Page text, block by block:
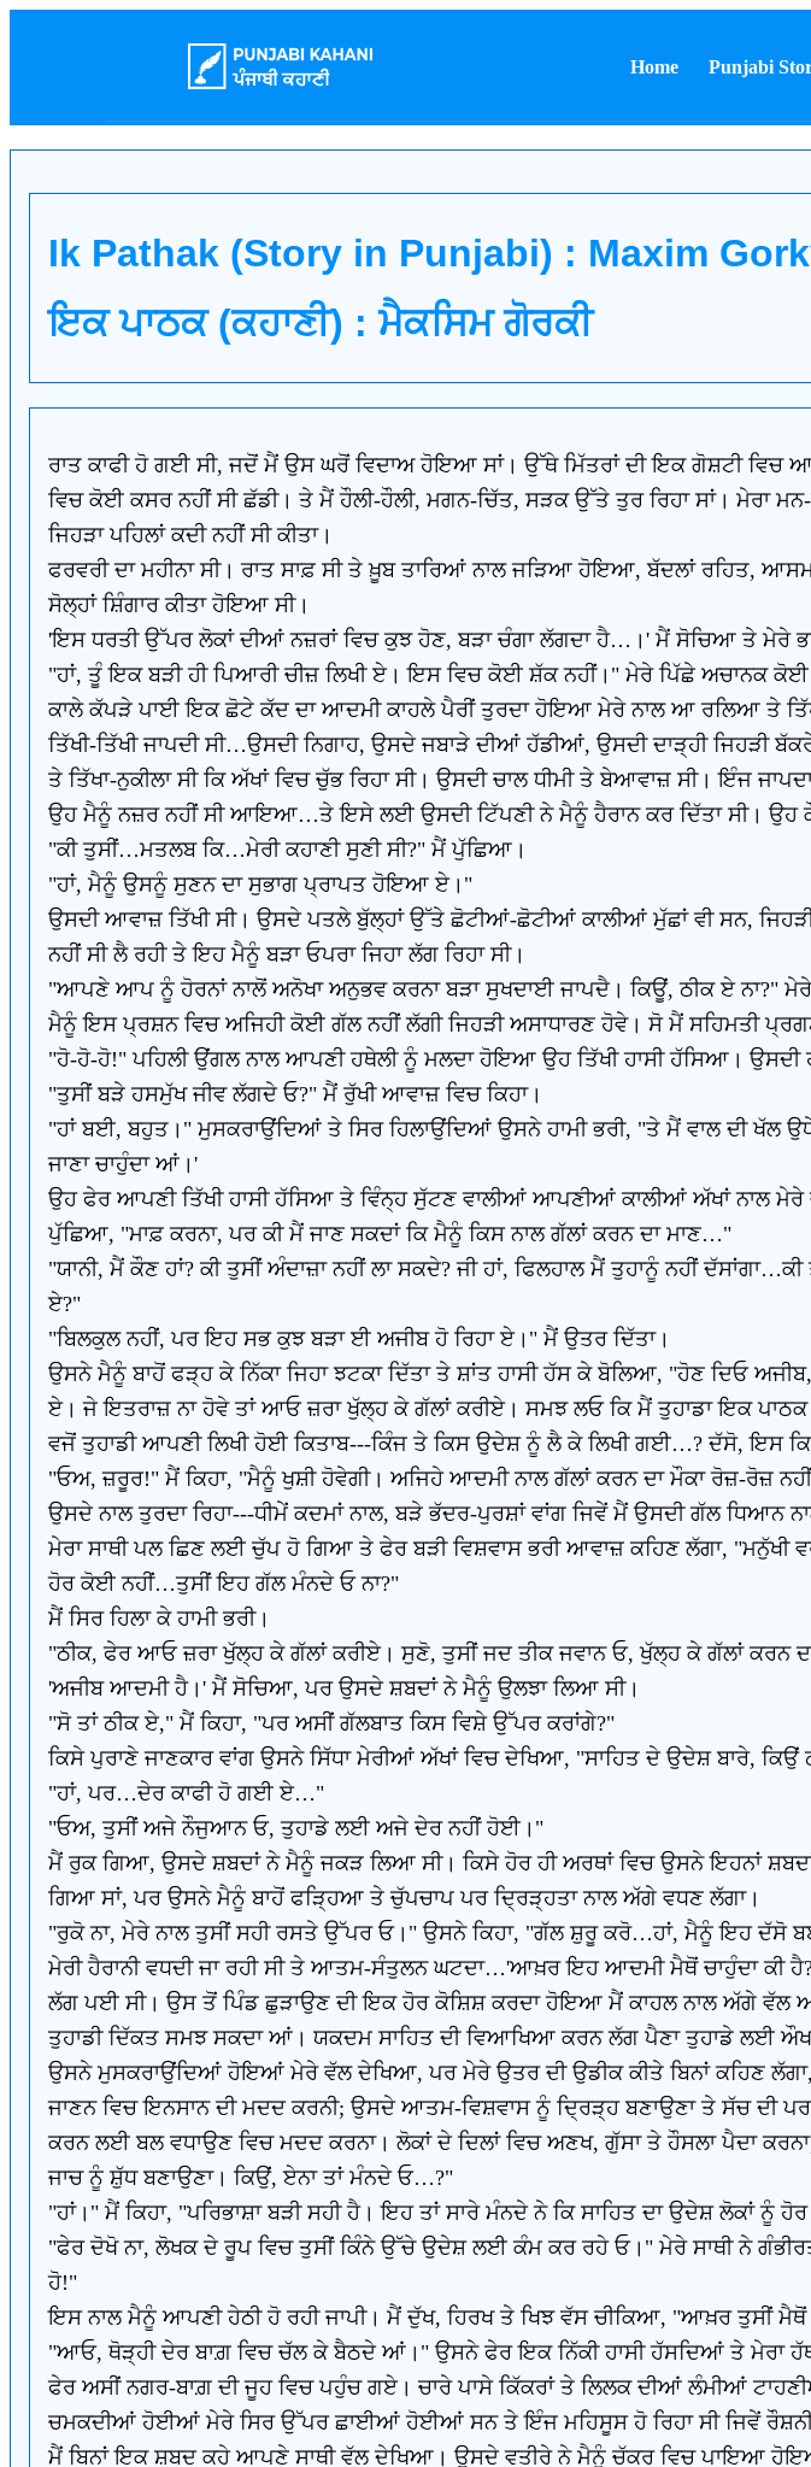
Home Punjabi
Ik Pathak (Story in Punjabi) : Maxim
ਇਕ ਪਾਠਕ (ਕਹਾਣੀ) : ਮੈਕਸਿਮ ਗੋਰਕੀ
ਰਾਤ ਕਾਫੀ ਹੋ ਗਈ ਸੀ, ਜਦੋਂ ਮੈਂ ਉਸ ਘਰੋਂ ਵਿਦਾਅ ਹੋਇਆ ਸਾਂ। ਉੱਥੇ ਮਿੱਤਰਾਂ ਦੀ ਇਕ ਗੋਸ਼ਟੀ ਵਿਚ
ਵਿਚ ਕੋਈ ਕਸਰ ਨਹੀਂ ਸੀ ਛੱਡੀ। ਤੇ ਮੈਂ ਹੌਲੀ-ਹੌਲੀ, ਮਗਨ-ਚਿੱਤ, ਸੜਕ ਉੱਤੇ ਤੁਰ ਰਿਹਾ ਸਾਂ। ਮੇਰਾ
ਜਿਹੜਾ ਪਹਿਲਾਂ ਕਦੀ ਨਹੀਂ ਸੀ ਕੀਤਾ।
ਫਰਵਰੀ ਦਾ ਮਹੀਨਾ ਸੀ। ਰਾਤ ਸਾਫ਼ ਸੀ ਤੇ ਖ਼ੂਬ ਤਾਰਿਆਂ ਨਾਲ ਜੜਿਆ ਹੋਇਆ, ਬੱਦਲਾਂ ਰਹਿਤ,
ਸੋਲ੍ਹਾਂ ਸ਼ਿੰਗਾਰ ਕੀਤਾ ਹੋਇਆ ਸੀ।
'ਇਸ ਧਰਤੀ ਉੱਪਰ ਲੋਕਾਂ ਦੀਆਂ ਨਜ਼ਰਾਂ ਵਿਚ ਕੁਝ ਹੋਣ, ਬੜਾ ਚੰਗਾ ਲੱਗਦਾ ਹੈ…।' ਮੈਂ ਸੋਚਿਆ ਤੇ ਮੇਰੇ
"ਹਾਂ, ਤੂੰ ਇਕ ਬੜੀ ਹੀ ਪਿਆਰੀ ਚੀਜ਼ ਲਿਖੀ ਏ। ਇਸ ਵਿਚ ਕੋਈ ਸ਼ੱਕ ਨਹੀਂ।" ਮੇਰੇ ਪਿੱਛੇ ਅਚਾਨਕ
ਕਾਲੇ ਕੱਪੜੇ ਪਾਈ ਇਕ ਛੋਟੇ ਕੱਦ ਦਾ ਆਦਮੀ ਕਾਹਲੇ ਪੈਰੀਂ ਤੁਰਦਾ ਹੋਇਆ ਮੇਰੇ ਨਾਲ ਆ ਰਲਿਆ ਤੇ
ਤਿੱਖੀ-ਤਿੱਖੀ ਜਾਪਦੀ ਸੀ…ਉਸਦੀ ਨਿਗਾਹ, ਉਸਦੇ ਜਬਾੜੇ ਦੀਆਂ ਹੱਡੀਆਂ, ਉਸਦੀ ਦਾੜ੍ਹੀ ਜਿਹੜੀ
ਤੇ ਤਿੱਖਾ-ਨੁਕੀਲਾ ਸੀ ਕਿ ਅੱਖਾਂ ਵਿਚ ਚੁੱਭ ਰਿਹਾ ਸੀ। ਉਸਦੀ ਚਾਲ ਧੀਮੀ ਤੇ ਬੇਆਵਾਜ਼ ਸੀ। ਇੰਜ
ਉਹ ਮੈਨੂੰ ਨਜ਼ਰ ਨਹੀਂ ਸੀ ਆਇਆ…ਤੇ ਇਸੇ ਲਈ ਉਸਦੀ ਟਿੱਪਣੀ ਨੇ ਮੈਨੂੰ ਹੈਰਾਨ ਕਰ ਦਿੱਤਾ ਸੀ। ਉਹ
"ਕੀ ਤੁਸੀਂ…ਮਤਲਬ ਕਿ…ਮੇਰੀ ਕਹਾਣੀ ਸੁਣੀ ਸੀ?" ਮੈਂ ਪੁੱਛਿਆ।
"ਹਾਂ, ਮੈਨੂੰ ਉਸਨੂੰ ਸੁਣਨ ਦਾ ਸੁਭਾਗ ਪ੍ਰਾਪਤ ਹੋਇਆ ਏ।"
ਉਸਦੀ ਆਵਾਜ਼ ਤਿੱਖੀ ਸੀ। ਉਸਦੇ ਪਤਲੇ ਬੁੱਲ੍ਹਾਂ ਉੱਤੇ ਛੋਟੀਆਂ-ਛੋਟੀਆਂ ਕਾਲੀਆਂ ਮੁੱਛਾਂ ਵੀ ਸਨ,
ਨਹੀਂ ਸੀ ਲੈ ਰਹੀ ਤੇ ਇਹ ਮੈਨੂੰ ਬੜਾ ਓਪਰਾ ਜਿਹਾ ਲੱਗ ਰਿਹਾ ਸੀ।
"ਆਪਣੇ ਆਪ ਨੂੰ ਹੋਰਨਾਂ ਨਾਲੋਂ ਅਨੋਖਾ ਅਨੁਭਵ ਕਰਨਾ ਬੜਾ ਸੁਖਦਾਈ ਜਾਪਦੈ। ਕਿਊਂ, ਠੀਕ ਏ ਨਾ?"
ਮੈਨੂੰ ਇਸ ਪ੍ਰਸ਼ਨ ਵਿਚ ਅਜਿਹੀ ਕੋਈ ਗੱਲ ਨਹੀਂ ਲੱਗੀ ਜਿਹੜੀ ਅਸਾਧਾਰਣ ਹੋਵੇ। ਸੋ ਮੈਂ ਸਹਿਮਤੀ
"ਹੋ-ਹੋ-ਹੋ!" ਪਹਿਲੀ ਉਂਗਲ ਨਾਲ ਆਪਣੀ ਹਥੇਲੀ ਨੂੰ ਮਲਦਾ ਹੋਇਆ ਉਹ ਤਿੱਖੀ ਹਾਸੀ ਹੱਸਿਆ। ਉਸਦੀ
"ਤੁਸੀਂ ਬੜੇ ਹਸਮੁੱਖ ਜੀਵ ਲੱਗਦੇ ਓ?" ਮੈਂ ਰੁੱਖੀ ਆਵਾਜ਼ ਵਿਚ ਕਿਹਾ।
"ਹਾਂ ਬਈ, ਬਹੁਤ।" ਮੁਸਕਰਾਉਂਦਿਆਂ ਤੇ ਸਿਰ ਹਿਲਾਉਂਦਿਆਂ ਉਸਨੇ ਹਾਮੀ ਭਰੀ, "ਤੇ ਮੈਂ ਵਾਲ ਦੀ ਖੱਲ
ਜਾਣਾ ਚਾਹੁੰਦਾ ਆਂ।'
ਉਹ ਫੇਰ ਆਪਣੀ ਤਿੱਖੀ ਹਾਸੀ ਹੱਸਿਆ ਤੇ ਵਿੰਨ੍ਹ ਸੁੱਟਣ ਵਾਲੀਆਂ ਆਪਣੀਆਂ ਕਾਲੀਆਂ ਅੱਖਾਂ ਨਾਲ
ਪੁੱਛਿਆ, "ਮਾਫ਼ ਕਰਨਾ, ਪਰ ਕੀ ਮੈਂ ਜਾਣ ਸਕਦਾਂ ਕਿ ਮੈਨੂੰ ਕਿਸ ਨਾਲ ਗੱਲਾਂ ਕਰਨ ਦਾ ਮਾਣ…"
"ਯਾਨੀ, ਮੈਂ ਕੌਣ ਹਾਂ? ਕੀ ਤੁਸੀਂ ਅੰਦਾਜ਼ਾ ਨਹੀਂ ਲਾ ਸਕਦੇ? ਜੀ ਹਾਂ, ਫਿਲਹਾਲ ਮੈਂ ਤੁਹਾਨੂੰ ਨਹੀਂ
ਏ?"
"ਬਿਲਕੁਲ ਨਹੀਂ, ਪਰ ਇਹ ਸਭ ਕੁਝ ਬੜਾ ਈ ਅਜੀਬ ਹੋ ਰਿਹਾ ਏ।" ਮੈਂ ਉਤਰ ਦਿੱਤਾ।
ਉਸਨੇ ਮੈਨੂੰ ਬਾਹੋਂ ਫੜ੍ਹ ਕੇ ਨਿੱਕਾ ਜਿਹਾ ਝਟਕਾ ਦਿੱਤਾ ਤੇ ਸ਼ਾਂਤ ਹਾਸੀ ਹੱਸ ਕੇ ਬੋਲਿਆ, "ਹੋਣ ਦਿਓ
ਏ। ਜੇ ਇਤਰਾਜ਼ ਨਾ ਹੋਵੇ ਤਾਂ ਆਓ ਜ਼ਰਾ ਖੁੱਲ੍ਹ ਕੇ ਗੱਲਾਂ ਕਰੀਏ। ਸਮਝ ਲਓ ਕਿ ਮੈਂ ਤੁਹਾਡਾ ਇਕ
ਵਜੋਂ ਤੁਹਾਡੀ ਆਪਣੀ ਲਿਖੀ ਹੋਈ ਕਿਤਾਬ---ਕਿੰਜ ਤੇ ਕਿਸ ਉਦੇਸ਼ ਨੂੰ ਲੈ ਕੇ ਲਿਖੀ ਗਈ…? ਦੱਸੋ, ਇਸ
"ਓਅ, ਜ਼ਰੂਰ!" ਮੈਂ ਕਿਹਾ, "ਮੈਨੂੰ ਖੁਸ਼ੀ ਹੋਵੇਗੀ। ਅਜਿਹੇ ਆਦਮੀ ਨਾਲ ਗੱਲਾਂ ਕਰਨ ਦਾ ਮੌਕਾ ਰੋਜ਼-ਰੋਜ਼
ਉਸਦੇ ਨਾਲ ਤੁਰਦਾ ਰਿਹਾ---ਧੀਮੇਂ ਕਦਮਾਂ ਨਾਲ, ਬੜੇ ਭੱਦਰ-ਪੁਰਸ਼ਾਂ ਵਾਂਗ ਜਿਵੇਂ ਮੈਂ ਉਸਦੀ ਗੱਲ ਧਿਆਨ
ਮੇਰਾ ਸਾਥੀ ਪਲ ਛਿਣ ਲਈ ਚੁੱਪ ਹੋ ਗਿਆ ਤੇ ਫੇਰ ਬੜੀ ਵਿਸ਼ਵਾਸ ਭਰੀ ਆਵਾਜ਼ ਕਹਿਣ ਲੱਗਾ,
ਹੋਰ ਕੋਈ ਨਹੀਂ…ਤੁਸੀਂ ਇਹ ਗੱਲ ਮੰਨਦੇ ਓ ਨਾ?"
ਮੈਂ ਸਿਰ ਹਿਲਾ ਕੇ ਹਾਮੀ ਭਰੀ।
"ਠੀਕ, ਫੇਰ ਆਓ ਜ਼ਰਾ ਖੁੱਲ੍ਹ ਕੇ ਗੱਲਾਂ ਕਰੀਏ। ਸੁਣੋ, ਤੁਸੀਂ ਜਦ ਤੀਕ ਜਵਾਨ ਓ, ਖੁੱਲ੍ਹ ਕੇ ਗੱਲਾਂ ਕਰਨ
'ਅਜੀਬ ਆਦਮੀ ਹੈ।' ਮੈਂ ਸੋਚਿਆ, ਪਰ ਉਸਦੇ ਸ਼ਬਦਾਂ ਨੇ ਮੈਨੂੰ ਉਲਝਾ ਲਿਆ ਸੀ।
"ਸੋ ਤਾਂ ਠੀਕ ਏ," ਮੈਂ ਕਿਹਾ, "ਪਰ ਅਸੀਂ ਗੱਲਬਾਤ ਕਿਸ ਵਿਸ਼ੇ ਉੱਪਰ ਕਰਾਂਗੇ?"
ਕਿਸੇ ਪੁਰਾਣੇ ਜਾਣਕਾਰ ਵਾਂਗ ਉਸਨੇ ਸਿੱਧਾ ਮੇਰੀਆਂ ਅੱਖਾਂ ਵਿਚ ਦੇਖਿਆ, "ਸਾਹਿਤ ਦੇ ਉਦੇਸ਼ ਬਾਰੇ, ਕਿਉਂ
"ਹਾਂ, ਪਰ…ਦੇਰ ਕਾਫੀ ਹੋ ਗਈ ਏ…"
"ਓਅ, ਤੁਸੀਂ ਅਜੇ ਨੌਜੁਆਨ ਓ, ਤੁਹਾਡੇ ਲਈ ਅਜੇ ਦੇਰ ਨਹੀਂ ਹੋਈ।"
ਮੈਂ ਰੁਕ ਗਿਆ, ਉਸਦੇ ਸ਼ਬਦਾਂ ਨੇ ਮੈਨੂੰ ਜਕੜ ਲਿਆ ਸੀ। ਕਿਸੇ ਹੋਰ ਹੀ ਅਰਥਾਂ ਵਿਚ ਉਸਨੇ ਇਹਨਾਂ ਸ਼ਬਦਾਂ
ਗਿਆ ਸਾਂ, ਪਰ ਉਸਨੇ ਮੈਨੂੰ ਬਾਹੋਂ ਫੜ੍ਹਿਆ ਤੇ ਚੁੱਪਚਾਪ ਪਰ ਦ੍ਰਿੜ੍ਹਤਾ ਨਾਲ ਅੱਗੇ ਵਧਣ ਲੱਗਾ।
"ਰੁਕੋ ਨਾ, ਮੇਰੇ ਨਾਲ ਤੁਸੀਂ ਸਹੀ ਰਸਤੇ ਉੱਪਰ ਓ।" ਉਸਨੇ ਕਿਹਾ, "ਗੱਲ ਸ਼ੁਰੂ ਕਰੋ…ਹਾਂ, ਮੈਨੂੰ ਇਹ ਦੱਸੋ
ਮੇਰੀ ਹੈਰਾਨੀ ਵਧਦੀ ਜਾ ਰਹੀ ਸੀ ਤੇ ਆਤਮ-ਸੰਤੁਲਨ ਘਟਦਾ…'ਆਖ਼ਰ ਇਹ ਆਦਮੀ ਮੈਥੋਂ ਚਾਹੁੰਦਾ
ਲੱਗ ਪਈ ਸੀ। ਉਸ ਤੋਂ ਪਿੰਡ ਛੁੜਾਉਣ ਦੀ ਇਕ ਹੋਰ ਕੋਸ਼ਿਸ਼ ਕਰਦਾ ਹੋਇਆ ਮੈਂ ਕਾਹਲ ਨਾਲ ਅੱਗੇ ਵੱਲ
ਤੁਹਾਡੀ ਦਿੱਕਤ ਸਮਝ ਸਕਦਾ ਆਂ। ਯਕਦਮ ਸਾਹਿਤ ਦੀ ਵਿਆਖਿਆ ਕਰਨ ਲੱਗ ਪੈਣਾ ਤੁਹਾਡੇ ਲਈ
ਉਸਨੇ ਮੁਸਕਰਾਉਂਦਿਆਂ ਹੋਇਆਂ ਮੇਰੇ ਵੱਲ ਦੇਖਿਆ, ਪਰ ਮੇਰੇ ਉਤਰ ਦੀ ਉਡੀਕ ਕੀਤੇ ਬਿਨਾਂ ਕਹਿਣ
ਜਾਣਨ ਵਿਚ ਇਨਸਾਨ ਦੀ ਮਦਦ ਕਰਨੀ; ਉਸਦੇ ਆਤਮ-ਵਿਸ਼ਵਾਸ ਨੂੰ ਦ੍ਰਿੜ੍ਹ ਬਣਾਉਣਾ ਤੇ ਸੱਚ
ਕਰਨ ਲਈ ਬਲ ਵਧਾਉਣ ਵਿਚ ਮਦਦ ਕਰਨਾ। ਲੋਕਾਂ ਦੇ ਦਿਲਾਂ ਵਿਚ ਅਣਖ, ਗੁੱਸਾ ਤੇ ਹੌਸਲਾ ਪੈਦਾ
ਜਾਚ ਨੂੰ ਸ਼ੁੱਧ ਬਣਾਉਣਾ। ਕਿਉਂ, ਏਨਾ ਤਾਂ ਮੰਨਦੇ ਓ…?"
"ਹਾਂ।" ਮੈਂ ਕਿਹਾ, "ਪਰਿਭਾਸ਼ਾ ਬੜੀ ਸਹੀ ਹੈ। ਇਹ ਤਾਂ ਸਾਰੇ ਮੰਨਦੇ ਨੇ ਕਿ ਸਾਹਿਤ ਦਾ ਉਦੇਸ਼ ਲੋਕਾਂ ਨੂੰ
"ਫੇਰ ਦੋਖੋ ਨਾ, ਲੋਖਕ ਦੇ ਰੂਪ ਵਿਚ ਤੁਸੀਂ ਕਿੰਨੇ ਉੱਚੇ ਉਦੇਸ਼ ਲਈ ਕੰਮ ਕਰ ਰਹੇ ਓ।" ਮੇਰੇ ਸਾਥੀ ਨੇ
ਹੋ!"
ਇਸ ਨਾਲ ਮੈਨੂੰ ਆਪਣੀ ਹੇਠੀ ਹੋ ਰਹੀ ਜਾਪੀ। ਮੈਂ ਦੁੱਖ, ਹਿਰਖ ਤੇ ਖਿਝ ਵੱਸ ਚੀਕਿਆ, "ਆਖ਼ਰ ਤੁਸੀਂ ਮੈਥੋਂ
"ਆਓ, ਥੋੜ੍ਹੀ ਦੇਰ ਬਾਗ਼ ਵਿਚ ਚੱਲ ਕੇ ਬੈਠਦੇ ਆਂ।" ਉਸਨੇ ਫੇਰ ਇਕ ਨਿੱਕੀ ਹਾਸੀ ਹੱਸਦਿਆਂ ਤੇ ਮੇਰਾ
ਫੇਰ ਅਸੀਂ ਨਗਰ-ਬਾਗ਼ ਦੀ ਜੂਹ ਵਿਚ ਪਹੁੰਚ ਗਏ। ਚਾਰੇ ਪਾਸੇ ਕਿੱਕਰਾਂ ਤੇ ਲਿਲਕ ਦੀਆਂ ਲੰਮੀਆਂ
ਚਮਕਦੀਆਂ ਹੋਈਆਂ ਮੇਰੇ ਸਿਰ ਉੱਪਰ ਛਾਈਆਂ ਹੋਈਆਂ ਸਨ ਤੇ ਇੰਜ ਮਹਿਸੂਸ ਹੋ ਰਿਹਾ ਸੀ ਜਿਵੇਂ ਰੌਸ਼ਨੀ
ਮੈਂ ਬਿਨਾਂ ਇਕ ਸ਼ਬਦ ਕਹੇ ਆਪਣੇ ਸਾਥੀ ਵੱਲ ਦੇਖਿਆ। ਉਸਦੇ ਵਤੀਰੇ ਨੇ ਮੈਨੂੰ ਚੱਕਰ ਵਿਚ ਪਾਇਆ